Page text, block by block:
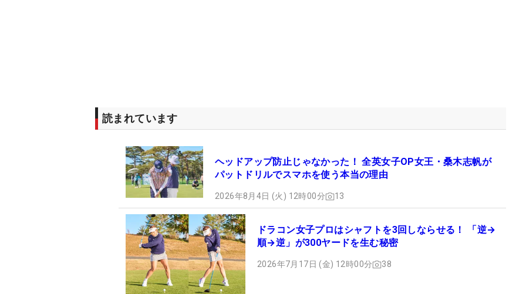
読まれています
ヘッドアップ防止じゃなかった！ 全英女子OP女王・桑木志帆が
パットドリルでスマホを使う本当の理由
2026年8月4日 (火) 12時00分 13
ドラコン女子プロはシャフトを3回しならせる！ 「逆→
順→逆」が300ヤードを生む秘密
2026年7月17日 (金) 12時00分 38